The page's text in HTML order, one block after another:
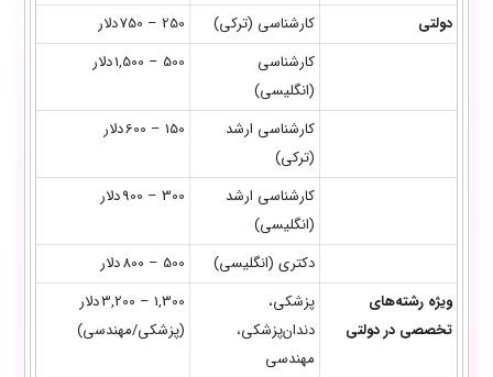
دولتی
کارشناسی (ترکی)
250 – 750 دلار
کارشناسی
(انگلیسی)
500 – 1,500 دلار
کارشناسی ارشد
(ترکی)
150 – 600 دلار
کارشناسی ارشد
(انگلیسی)
300 – 900 دلار
دکتری (انگلیسی)
500 – 800 دلار
ویژه رشته‌های
تخصصی در دولتی
پزشکی،
دندان‌پزشکی،
مهندسی
1,300 – 3,200 دلار
(پزشکی/مهندسی)